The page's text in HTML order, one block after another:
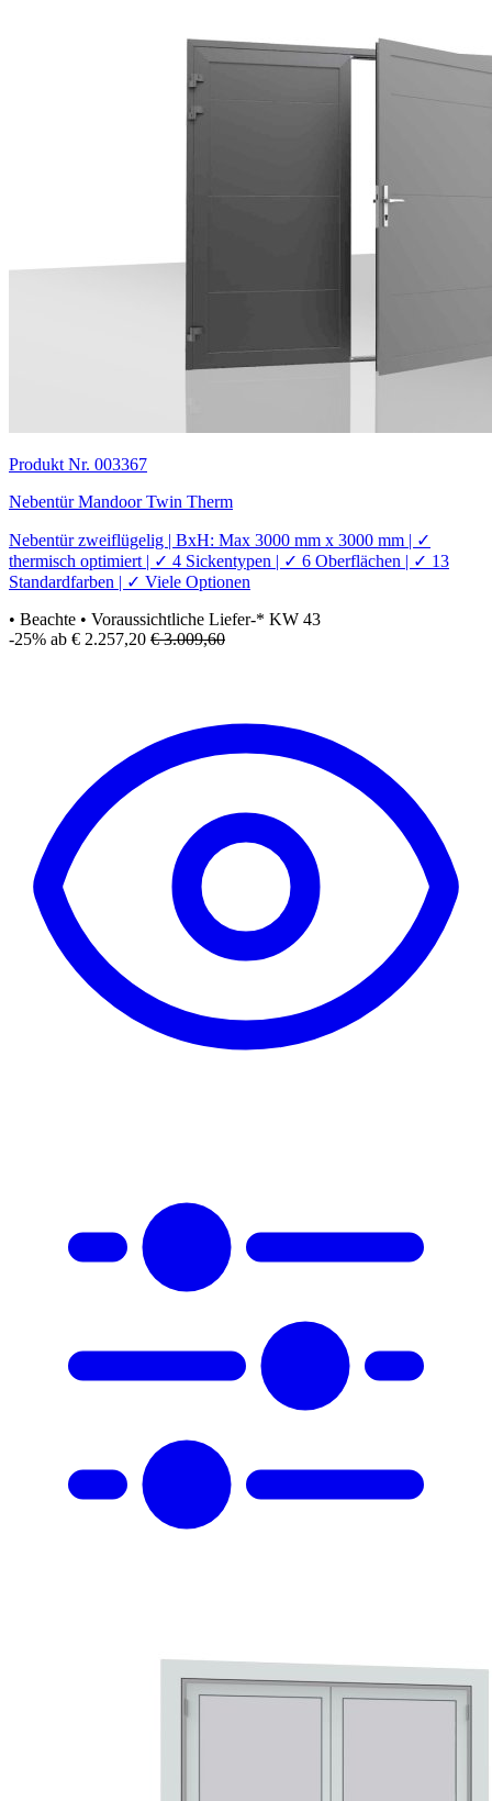
Produkt Nr. 003367
Nebentür Mandoor Twin Therm
Nebentür zweiflügelig | BxH: Max 3000 mm x 3000 mm | ✓
thermisch optimiert | ✓ 4 Sickentypen | ✓ 6 Oberflächen | ✓ 13
Standardfarben | ✓ Viele Optionen
• Beachte • Voraussichtliche Liefer-* KW 43
-25% ab € 2.257,20 € 3.009,60